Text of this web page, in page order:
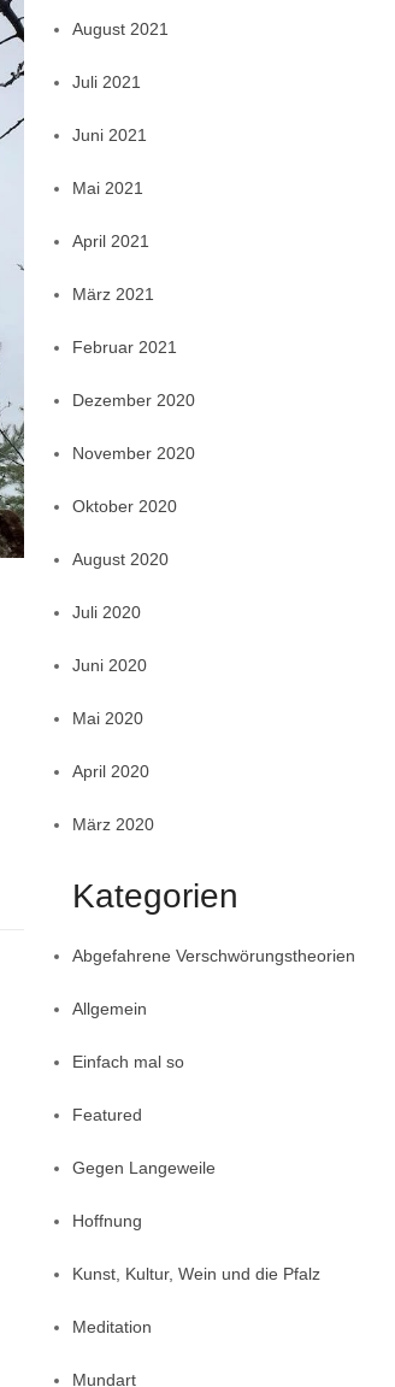
August 2021
Juli 2021
Juni 2021
Mai 2021
April 2021
März 2021
Februar 2021
Dezember 2020
November 2020
Oktober 2020
August 2020
Juli 2020
Juni 2020
Mai 2020
April 2020
März 2020
Kategorien
Abgefahrene Verschwörungstheorien
Allgemein
Einfach mal so
Featured
Gegen Langeweile
Hoffnung
Kunst, Kultur, Wein und die Pfalz
Meditation
Mundart